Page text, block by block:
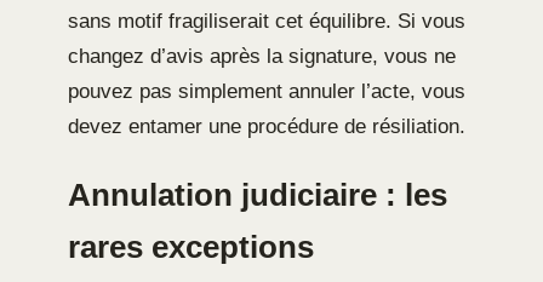
sans motif fragiliserait cet équilibre. Si vous
changez d’avis après la signature, vous ne
pouvez pas simplement annuler l’acte, vous
devez entamer une procédure de résiliation.
Annulation judiciaire : les
rares exceptions